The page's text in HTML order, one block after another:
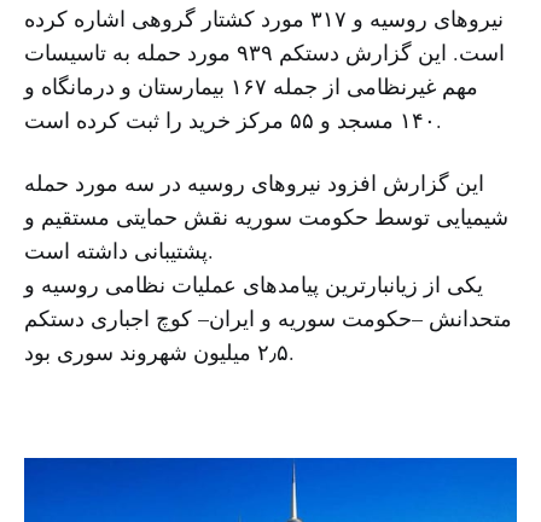
نیروهای روسیه و ۳۱۷ مورد کشتار گروهی اشاره کرده
است. این گزارش دستکم ۹۳۹ مورد حمله به تاسیسات
مهم غیرنظامی از جمله ۱۶۷ بیمارستان و درمانگاه و
۱۴۰ مسجد و ۵۵ مرکز خرید را ثبت کرده است.
این گزارش افزود نیروهای روسیه در سه مورد حمله
شیمیایی توسط حکومت سوریه نقش حمایتی مستقیم و
پشتیبانی داشته است.
یکی از زیانبارترین پیامدهای عملیات نظامی روسیه و
متحدانش –حکومت سوریه و ایران– کوچ اجباری دستکم
۲٫۵ میلیون شهروند سوری بود.